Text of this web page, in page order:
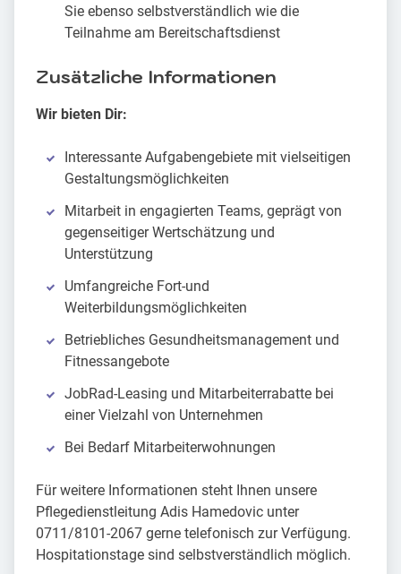
Sie ebenso selbstverständlich wie die
Teilnahme am Bereitschaftsdienst
Zusätzliche Informationen
Wir bieten Dir:
Interessante Aufgabengebiete mit vielseitigen
Gestaltungsmöglichkeiten
Mitarbeit in engagierten Teams, geprägt von
gegenseitiger Wertschätzung und
Unterstützung
Umfangreiche Fort-und
Weiterbildungsmöglichkeiten
Betriebliches Gesundheitsmanagement und
Fitnessangebote
JobRad-Leasing und Mitarbeiterrabatte bei
einer Vielzahl von Unternehmen
Bei Bedarf Mitarbeiterwohnungen
Für weitere Informationen steht Ihnen unsere
Pflegedienstleitung Adis Hamedovic unter
0711/8101-2067 gerne telefonisch zur Verfügung.
Hospitationstage sind selbstverständlich möglich.